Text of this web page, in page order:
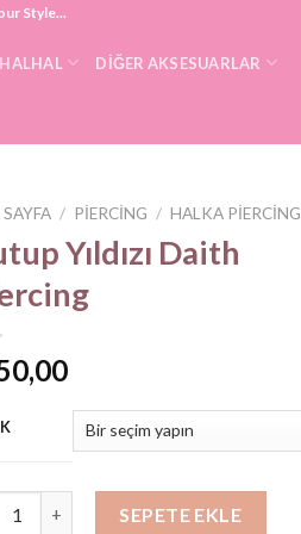
Style...
HALHAL DIĞER AKSESUARLAR
/ PIERCING / HALKA PIERCING
Yıldızı Daith
SEPETE EKLE